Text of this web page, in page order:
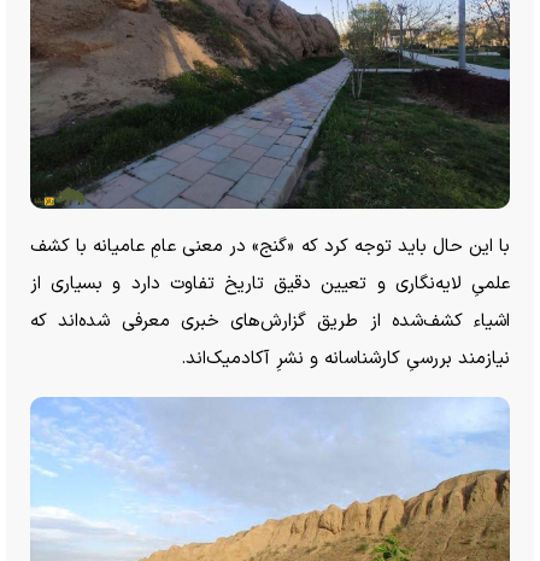
با این حال باید توجه کرد که «گنج» در معنی عامِ عامیانه با کشف
علمیِ لایه‌نگاری و تعیین دقیق تاریخ تفاوت دارد و بسیاری از
اشیاء کشف‌شده از طریق گزارش‌های خبری معرفی شده‌اند که
نیازمند بررسیِ کارشناسانه و نشرِ آکادمیک‌اند.